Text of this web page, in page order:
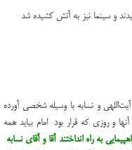
و سينما نيز به آتش كشيده شد
بود ۸ بهمن به ايران بيايند و آقاي آيت‌اللهي و نسابه با وسيله شخصي آورده
و روزي كه قرار بود امام بيايد همه
به راه انداختند آقا و آقاي نسابه